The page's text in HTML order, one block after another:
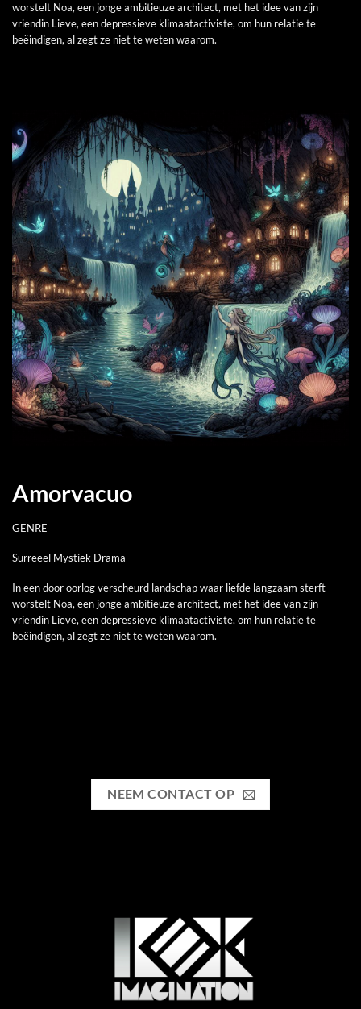
worstelt Noa, een jonge ambitieuze architect, met het idee van zijn
vriendin Lieve, een depressieve klimaatactiviste, om hun relatie te
beëindigen, al zegt ze niet te weten waarom.
Amorvacuo
GENRE
Surreëel Mystiek Drama
In een door oorlog verscheurd landschap waar liefde langzaam sterft
worstelt Noa, een jonge ambitieuze architect, met het idee van zijn
vriendin Lieve, een depressieve klimaatactiviste, om hun relatie te
beëindigen, al zegt ze niet te weten waarom.
NEEM CONTACT OP